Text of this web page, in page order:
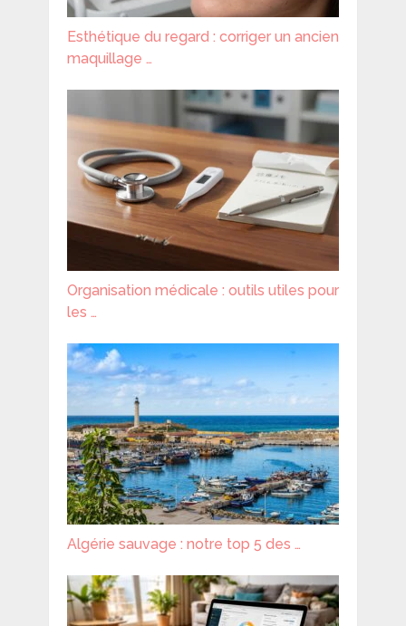
Esthétique du regard : corriger un ancien
maquillage …
Organisation médicale : outils utiles pour
les …
Algérie sauvage : notre top 5 des …